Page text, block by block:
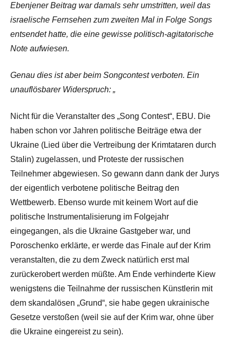
Ebenjener Beitrag war damals sehr umstritten, weil das
israelische Fernsehen zum zweiten Mal in Folge Songs
entsendet hatte, die eine gewisse politisch-agitatorische
Note aufwiesen.
Genau dies ist aber beim Songcontest verboten. Ein
unauflösbarer Widerspruch: „
Nicht für die Veranstalter des „Song Contest“, EBU. Die
haben schon vor Jahren politische Beiträge etwa der
Ukraine (Lied über die Vertreibung der Krimtataren durch
Stalin) zugelassen, und Proteste der russischen
Teilnehmer abgewiesen. So gewann dann dank der Jurys
der eigentlich verbotene politische Beitrag den
Wettbewerb. Ebenso wurde mit keinem Wort auf die
politische Instrumentalisierung im Folgejahr
eingegangen, als die Ukraine Gastgeber war, und
Poroschenko erklärte, er werde das Finale auf der Krim
veranstalten, die zu dem Zweck natürlich erst mal
zurückerobert werden müßte. Am Ende verhinderte Kiew
wenigstens die Teilnahme der russischen Künstlerin mit
dem skandalösen „Grund“, sie habe gegen ukrainische
Gesetze verstoßen (weil sie auf der Krim war, ohne über
die Ukraine eingereist zu sein).